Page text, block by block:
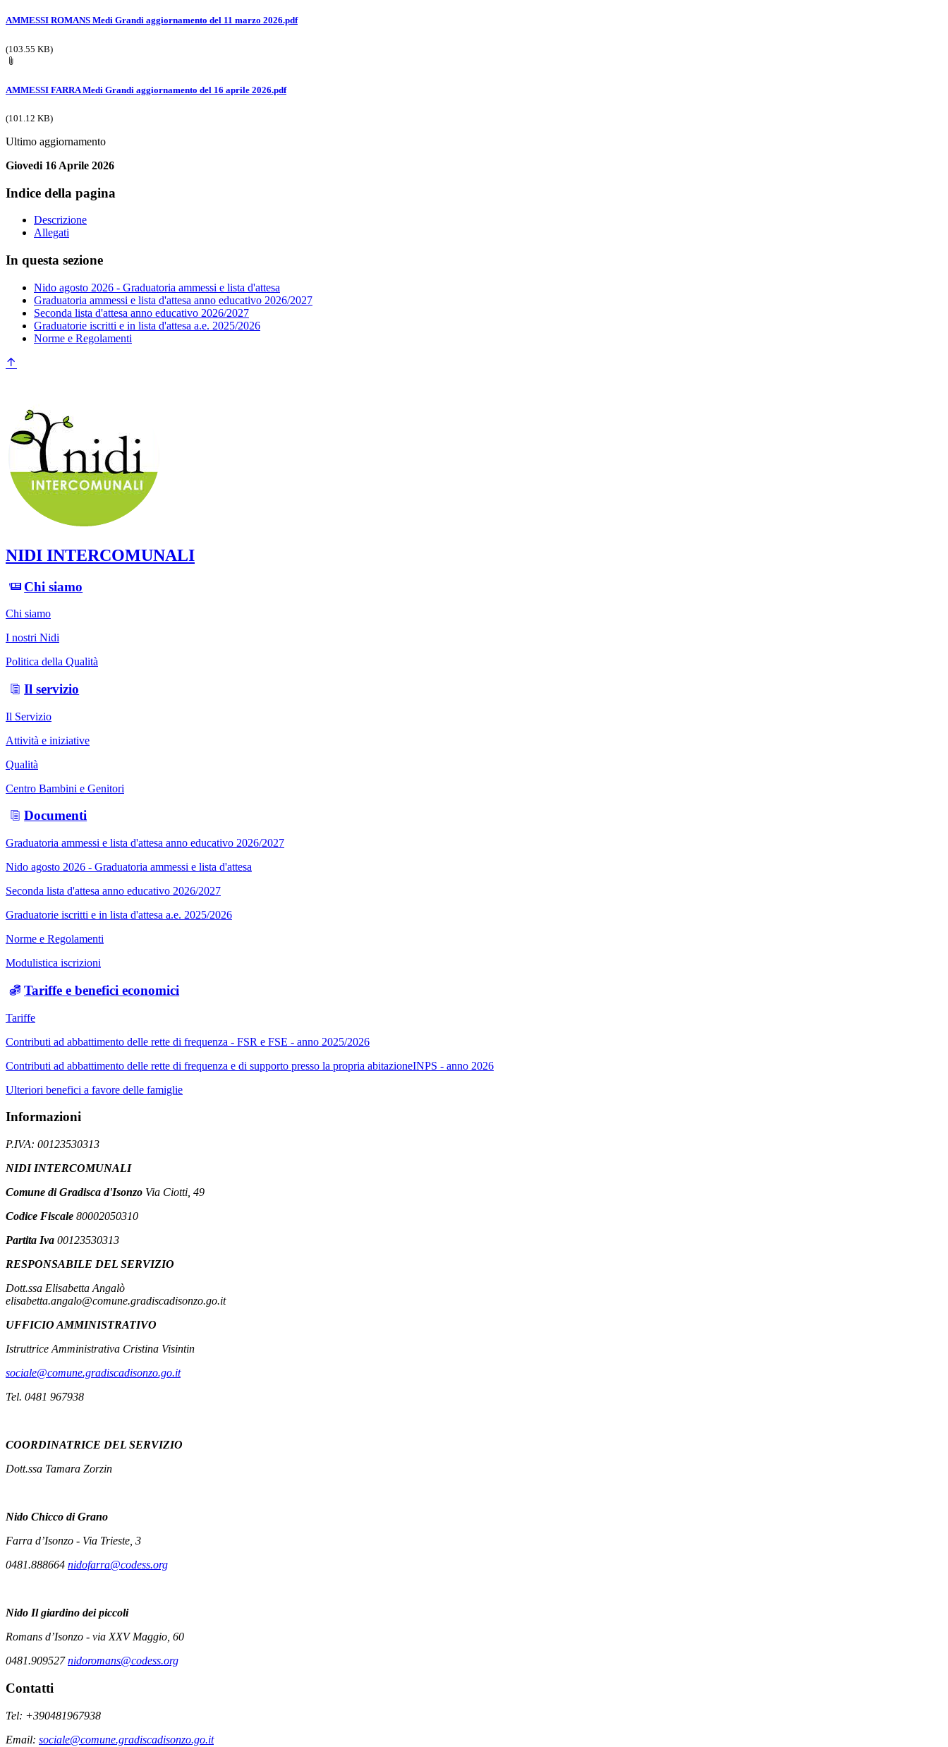
AMMESSI ROMANS Medi Grandi aggiornamento del 11 marzo 2026.pdf
(103.55 KB)
AMMESSI FARRA Medi Grandi aggiornamento del 16 aprile 2026.pdf
(101.12 KB)
Ultimo aggiornamento
Giovedi 16 Aprile 2026
Indice della pagina
Descrizione
Allegati
In questa sezione
Nido agosto 2026 - Graduatoria ammessi e lista d'attesa
Graduatoria ammessi e lista d'attesa anno educativo 2026/2027
Seconda lista d'attesa anno educativo 2026/2027
Graduatorie iscritti e in lista d'attesa a.e. 2025/2026
Norme e Regolamenti
NIDI INTERCOMUNALI
Chi siamo
Chi siamo
I nostri Nidi
Politica della Qualità
Il servizio
Il Servizio
Attività e iniziative
Qualità
Centro Bambini e Genitori
Documenti
Graduatoria ammessi e lista d'attesa anno educativo 2026/2027
Nido agosto 2026 - Graduatoria ammessi e lista d'attesa
Seconda lista d'attesa anno educativo 2026/2027
Graduatorie iscritti e in lista d'attesa a.e. 2025/2026
Norme e Regolamenti
Modulistica iscrizioni
Tariffe e benefici economici
Tariffe
Contributi ad abbattimento delle rette di frequenza - FSR e FSE - anno 2025/2026
Contributi ad abbattimento delle rette di frequenza e di supporto presso la propria abitazioneINPS - anno 2026
Ulteriori benefici a favore delle famiglie
Informazioni
P.IVA: 00123530313
NIDI INTERCOMUNALI
Comune di Gradisca d'Isonzo Via Ciotti, 49
Codice Fiscale 80002050310
Partita Iva 00123530313
RESPONSABILE DEL SERVIZIO
Dott.ssa Elisabetta Angalò
elisabetta.angalo@comune.gradiscadisonzo.go.it
UFFICIO AMMINISTRATIVO
Istruttrice Amministrativa Cristina Visintin
sociale@comune.gradiscadisonzo.go.it
Tel. 0481 967938
COORDINATRICE DEL SERVIZIO
Dott.ssa Tamara Zorzin
Nido Chicco di Grano
Farra d’Isonzo - Via Trieste, 3
0481.888664 nidofarra@codess.org
Nido Il giardino dei piccoli
Romans d’Isonzo - via XXV Maggio, 60
0481.909527nidoromans@codess.org
Contatti
Tel: +390481967938
Email: sociale@comune.gradiscadisonzo.go.it